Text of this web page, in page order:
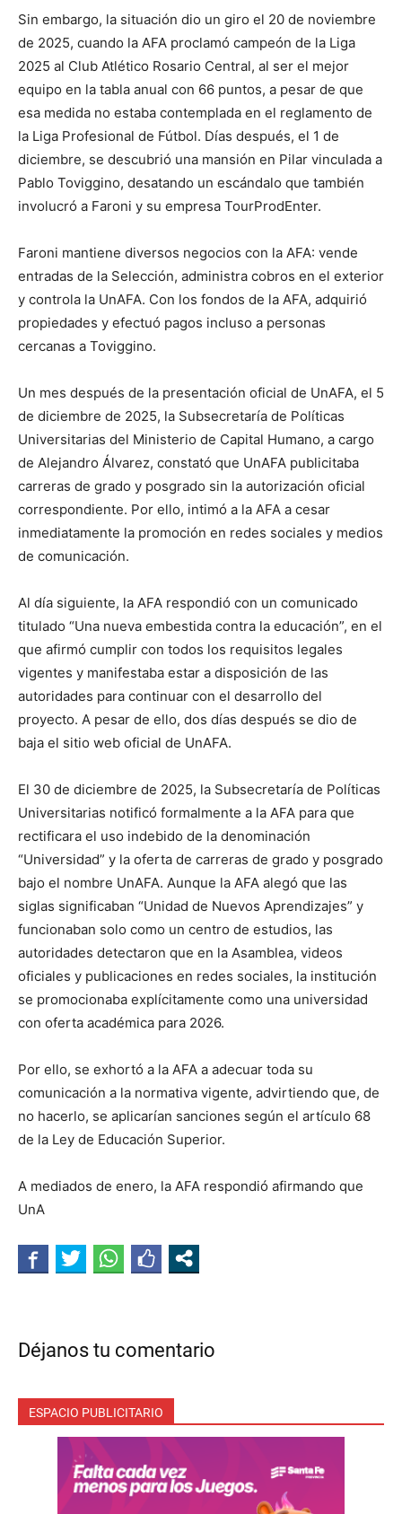
Sin embargo, la situación dio un giro el 20 de noviembre
de 2025, cuando la AFA proclamó campeón de la Liga
2025 al Club Atlético Rosario Central, al ser el mejor
equipo en la tabla anual con 66 puntos, a pesar de que
esa medida no estaba contemplada en el reglamento de
la Liga Profesional de Fútbol. Días después, el 1 de
diciembre, se descubrió una mansión en Pilar vinculada a
Pablo Toviggino, desatando un escándalo que también
involucró a Faroni y su empresa TourProdEnter.
Faroni mantiene diversos negocios con la AFA: vende
entradas de la Selección, administra cobros en el exterior
y controla la UnAFA. Con los fondos de la AFA, adquirió
propiedades y efectuó pagos incluso a personas
cercanas a Toviggino.
Un mes después de la presentación oficial de UnAFA, el 5
de diciembre de 2025, la Subsecretaría de Políticas
Universitarias del Ministerio de Capital Humano, a cargo
de Alejandro Álvarez, constató que UnAFA publicitaba
carreras de grado y posgrado sin la autorización oficial
correspondiente. Por ello, intimó a la AFA a cesar
inmediatamente la promoción en redes sociales y medios
de comunicación.
Al día siguiente, la AFA respondió con un comunicado
titulado “Una nueva embestida contra la educación”, en el
que afirmó cumplir con todos los requisitos legales
vigentes y manifestaba estar a disposición de las
autoridades para continuar con el desarrollo del
proyecto. A pesar de ello, dos días después se dio de
baja el sitio web oficial de UnAFA.
El 30 de diciembre de 2025, la Subsecretaría de Políticas
Universitarias notificó formalmente a la AFA para que
rectificara el uso indebido de la denominación
“Universidad” y la oferta de carreras de grado y posgrado
bajo el nombre UnAFA. Aunque la AFA alegó que las
siglas significaban “Unidad de Nuevos Aprendizajes” y
funcionaban solo como un centro de estudios, las
autoridades detectaron que en la Asamblea, videos
oficiales y publicaciones en redes sociales, la institución
se promocionaba explícitamente como una universidad
con oferta académica para 2026.
Por ello, se exhortó a la AFA a adecuar toda su
comunicación a la normativa vigente, advirtiendo que, de
no hacerlo, se aplicarían sanciones según el artículo 68
de la Ley de Educación Superior.
A mediados de enero, la AFA respondió afirmando que
UnA
Déjanos tu comentario
ESPACIO PUBLICITARIO